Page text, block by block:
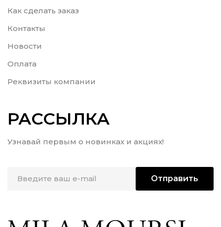
Как сделать заказ
Контакты
Новости
Оплата
Реквизиты компании
РАССЫЛКА
Узнавай первым о новинках и акциях!
Отправить